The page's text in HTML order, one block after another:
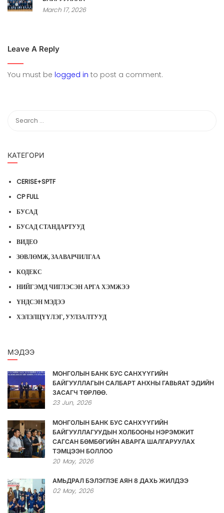
March 17, 2026
Leave A Reply
You must be logged in to post a comment.
КАТЕГОРИ
CERISE+SPTF
CP FULL
БУСАД
БУСАД СТАНДАРТУУД
ВИДЕО
ЗӨВЛӨМЖ, ЗААВАРЧИЛГАА
КОДЕКС
НИЙГЭМД ЧИГЛЭСЭН АРГА ХЭМЖЭЭ
ҮНДСЭН МЭДЭЭ
ХЭЛЭЛЦҮҮЛЭГ, УУЛЗАЛТУУД
МЭДЭЭ
МОНГОЛЫН БАНК БУС САНХҮҮГИЙН
БАЙГУУЛЛАГЫН САЛБАРТ АНХНЫ ГАВЬЯАТ ЭДИЙН
ЗАСАГЧ ТӨРЛӨӨ.
23 Jun, 2026
МОНГОЛЫН БАНК БУС САНХҮҮГИЙН
БАЙГУУЛЛАГУУДЫН ХОЛБООНЫ НЭРЭМЖИТ
САГСАН БӨМБӨГИЙН АВАРГА ШАЛГАРУУЛАХ
ТЭМЦЭЭН БОЛЛОО
20 May, 2026
АМЬДРАЛ БЭЛЭГЛЭЕ АЯН 8 ДАХЬ ЖИЛДЭЭ
02 May, 2026